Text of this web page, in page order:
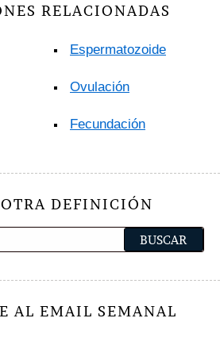
RELACIONADAS
Espermatozoide
Ovulación
Fecundación
OTRA DEFINICIÓN
AL EMAIL SEMANAL